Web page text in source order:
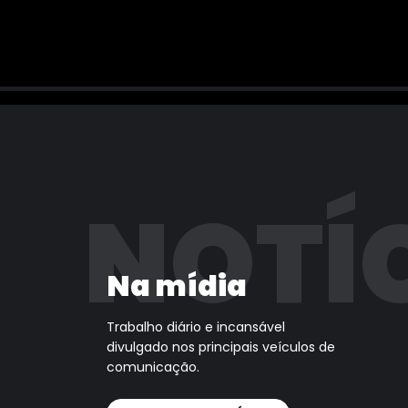
Na mídia
Trabalho diário e incansável
divulgado nos principais veículos de
comunicação.